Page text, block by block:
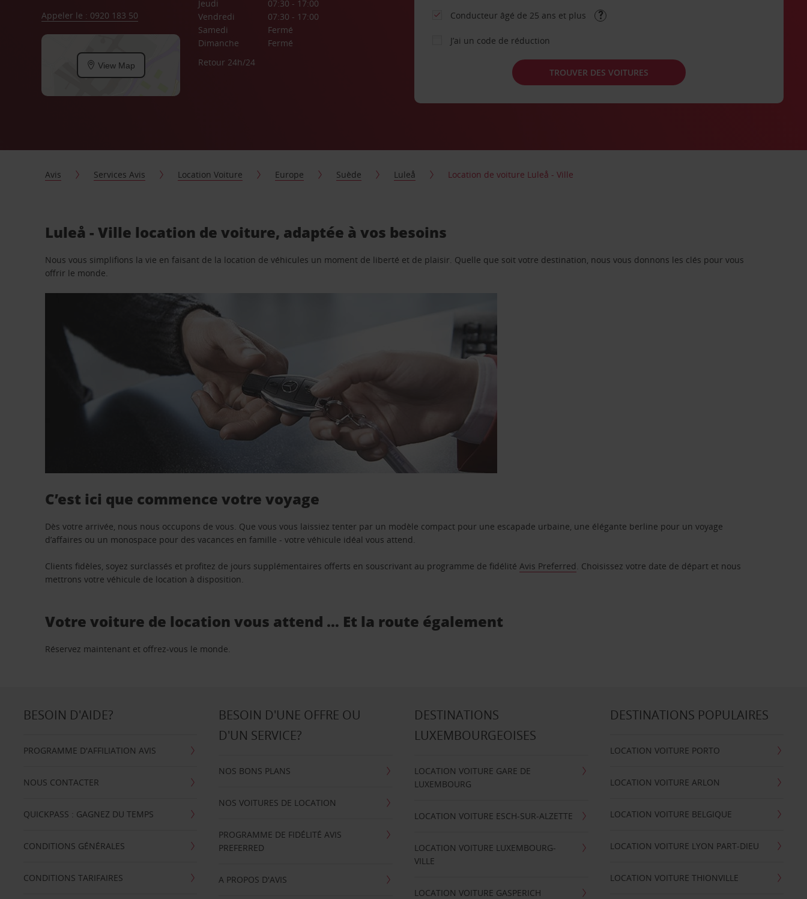
Appeler le : 0920 183 50
View Map
Jeudi
07:30 - 17:00
Vendredi
07:30 - 17:00
Samedi
Fermé
Dimanche
Fermé
Retour 24h/24
Conducteur âgé de 25 ans et plus
J’ai un code de réduction
TROUVER DES VOITURES
Avis Services Avis Location Voiture Europe Suède Luleå Location de voiture Luleå - Ville
Luleå - Ville location de voiture, adaptée à vos besoins
Nous vous simplifions la vie en faisant de la location de véhicules un moment de liberté et de plaisir. Quelle que soit votre destination, nous vous donnons les clés pour vous
offrir le monde.
C’est ici que commence votre voyage
Dès votre arrivée, nous nous occupons de vous. Que vous vous laissiez tenter par un modèle compact pour une escapade urbaine, une élégante berline pour un voyage
d’affaires ou un monospace pour des vacances en famille - votre véhicule idéal vous attend.
Clients fidèles, soyez surclassés et profitez de jours supplémentaires offerts en souscrivant au programme de fidélitéAvis Preferred. Choisissez votre date de départ et nous
mettrons votre véhicule de location à disposition.
Votre voiture de location vous attend … Et la route également
Réservez maintenant et offrez-vous le monde.
BESOIN D'AIDE?
PROGRAMME D'AFFILIATION AVIS
NOUS CONTACTER
QUICKPASS : GAGNEZ DU TEMPS
CONDITIONS GÉNÉRALES
CONDITIONS TARIFAIRES
BESOIN D'UNE OFFRE OU
D'UN SERVICE?
NOS BONS PLANS
NOS VOITURES DE LOCATION
PROGRAMME DE FIDÉLITÉ AVIS
PREFERRED
A PROPOS D'AVIS
DESTINATIONS
LUXEMBOURGEOISES
LOCATION VOITURE GARE DE
LUXEMBOURG
LOCATION VOITURE ESCH-SUR-ALZETTE
LOCATION VOITURE LUXEMBOURG-
VILLE
LOCATION VOITURE GASPERICH
DESTINATIONS POPULAIRES
LOCATION VOITURE PORTO
LOCATION VOITURE ARLON
LOCATION VOITURE BELGIQUE
LOCATION VOITURE LYON PART-DIEU
LOCATION VOITURE THIONVILLE